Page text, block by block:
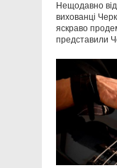
Нещодавно
вихованці
яскраво
представили